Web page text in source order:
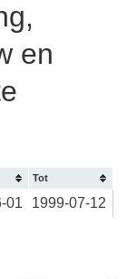
en
Tot
01 1999-07-12